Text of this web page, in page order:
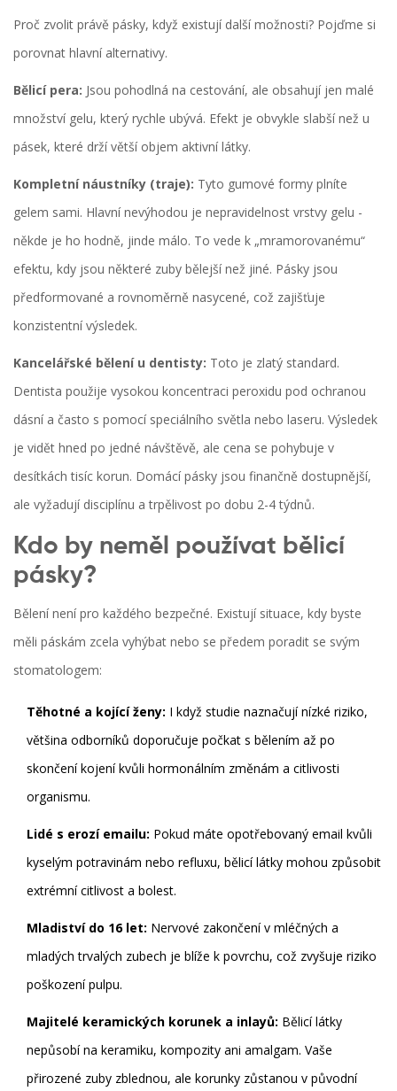
Proč zvolit právě pásky, když existují další možnosti? Pojďme si
porovnat hlavní alternativy.
Bělicí pera: Jsou pohodlná na cestování, ale obsahují jen malé
množství gelu, který rychle ubývá. Efekt je obvykle slabší než u
pásek, které drží větší objem aktivní látky.
Kompletní náustníky (traje): Tyto gumové formy plníte
gelem sami. Hlavní nevýhodou je nepravidelnost vrstvy gelu -
někde je ho hodně, jinde málo. To vede k „mramorovanému“
efektu, kdy jsou některé zuby bělejší než jiné. Pásky jsou
předformované a rovnoměrně nasycené, což zajišťuje
konzistentní výsledek.
Kancelářské bělení u dentisty: Toto je zlatý standard.
Dentista použije vysokou koncentraci peroxidu pod ochranou
dásní a často s pomocí speciálního světla nebo laseru. Výsledek
je vidět hned po jedné návštěvě, ale cena se pohybuje v
desítkách tisíc korun. Domácí pásky jsou finančně dostupnější,
ale vyžadují disciplínu a trpělivost po dobu 2-4 týdnů.
Kdo by neměl používat bělicí
pásky?
Bělení není pro každého bezpečné. Existují situace, kdy byste
měli páskám zcela vyhýbat nebo se předem poradit se svým
stomatologem:
Těhotné a kojící ženy: I když studie naznačují nízké riziko,
většina odborníků doporučuje počkat s bělením až po
skončení kojení kvůli hormonálním změnám a citlivosti
organismu.
Lidé s erozí emailu: Pokud máte opotřebovaný email kvůli
kyselým potravinám nebo refluxu, bělicí látky mohou způsobit
extrémní citlivost a bolest.
Mladiství do 16 let: Nervové zakončení v mléčných a
mladých trvalých zubech je blíže k povrchu, což zvyšuje riziko
poškození pulpu.
Majitelé keramických korunek a inlayů: Bělicí látky
nepůsobí na keramiku, kompozity ani amalgam. Vaše
přirozené zuby zblednou, ale korunky zůstanou v původní